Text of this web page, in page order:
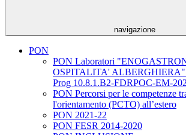
navigazione
PON
PON Laboratori
OSPITALITA' ALBERGHIERA"
Prog 10.8.1.B2-FDRPOC-EM-
PON Percorsi per le competenze
l'orientamento (PCTO) all’estero
PON 2021-22
PON FESR 2014-2020